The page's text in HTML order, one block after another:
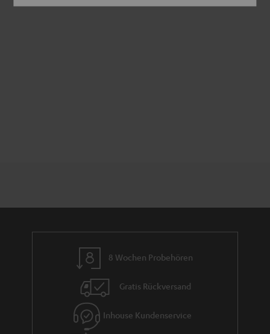
8 Wochen Probehören
Gratis Rückversand
Inhouse Kundenservice